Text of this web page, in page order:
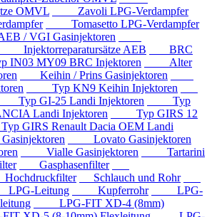
OMVL
Zavoli LPG-Verdampfer
Tomasetto LPG-Verdampfer
/ VGI Gasinjektoren
Injektorreparatursätze AEB
BRC
MY09 BRC Injektoren
Alter
Keihin / Prins Gasinjektoren
Typ KN9 Keihin Injektoren
GI-25 Landi Injektoren
Typ
Landi Injektoren
Typ GIRS 12
GIRS Renault Dacia OEM Landi
Lovato Gasinjektoren
Vialle Gasinjektoren
Tartarini
Gasphasenfilter
Schlauch und Rohr
Leitung Kupferrohr
LPG-
LPG-FIT XD-4 (8mm)